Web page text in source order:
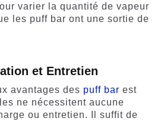
varier la quantité de vapeur
les puff bar ont une sortie de
et Entretien
avantages des puff bar est
ne nécessitent aucune
ou entretien. Il suffit de